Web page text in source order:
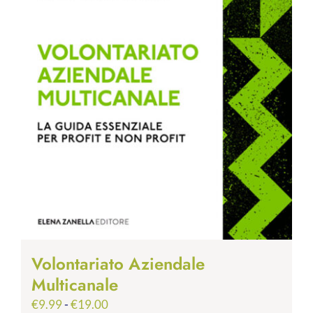
Volontariato Aziendale
Multicanale
€9.99-€19.00Fascia